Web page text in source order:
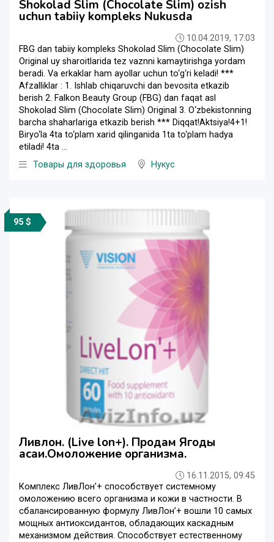
Shokolad Slim (Chocolate Slim) ozish
uchun tabiiy kompleks Nukusda
10.04.2019, 17:03
FBG dan tabiiy kompleks Shokolad Slim (Chocolate Slim)
Original uy sharoitlarida tez vaznni kamaytirishga yordam
beradi. Va erkaklar ham ayollar uchun to‘g‘ri keladi! ***
Afzalliklar : 1. Ishlab chiqaruvchi dan bevosita etkazib
berish 2. Falkon Beauty Group (FBG) dan faqat asl
Shokolad Slim (Chocolate Slim) Original 3. O‘zbekistonning
barcha shaharlariga etkazib berish *** Diqqat!Aktsiya!4+1!
Biryo‘la 4ta to‘plam xarid qilinganida 1ta to‘plam hadya
etiladi! 4ta ...
Товары для здоровья
Нукус
95 $
Ливлон. (Live lon+). Продам Ягоды
асаи.Омоложение организма.
16.11.2015, 09:45
Комплекс ЛивЛон’+ способствует системному
омоложению всего организма и кожи в частности. В
сбалансированную формулу ЛивЛон’+ вошли 10 самых
мощных антиоксидантов, обладающих каскадным
механизмом действия. Способствует естественному